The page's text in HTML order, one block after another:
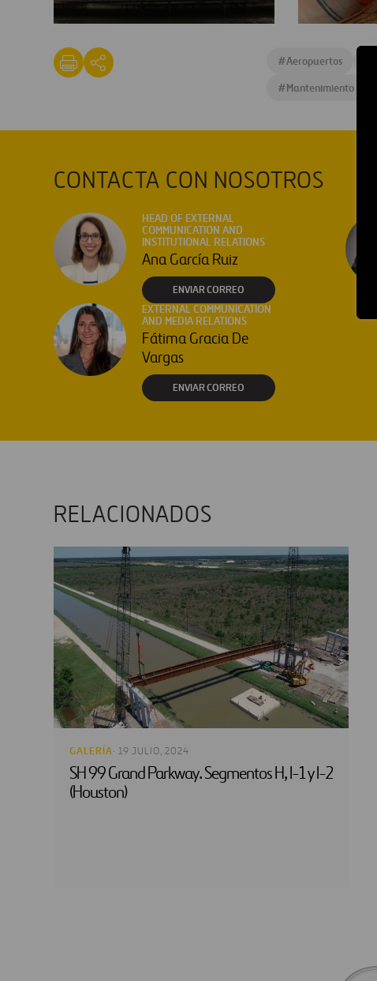
pic-
maintenance_and_cleaning-
Jenkins
#Aeropuertos
#Mantenimiento
CONTACTA CON NOSOTROS
HEAD OF EXTERNAL
COMMUNICATION AND
INSTITUTIONAL RELATIONS
Ana García Ruiz
ENVIAR CORREO
EXTERNAL COMMUNICATION
AND MEDIA RELATIONS
Fátima Gracia De
Vargas
ENVIAR CORREO
RELACIONADOS
GALERÍA· 19 JULIO, 2024
SH 99 Grand Parkway. Segmentos H, I-1 y I-2
(Houston)